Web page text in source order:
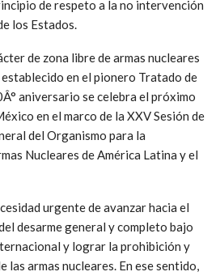
de respeto a la no intervención
los Estados.
de zona libre de armas nucleares
en el pionero Tratado de
aniversario se celebra el próximo
en el marco de la XXV Sesión de
del Organismo para la
Nucleares de América Latina y el
urgente de avanzar hacia el
desarme general y completo bajo
y lograr la prohibición y
las armas nucleares. En ese sentido,